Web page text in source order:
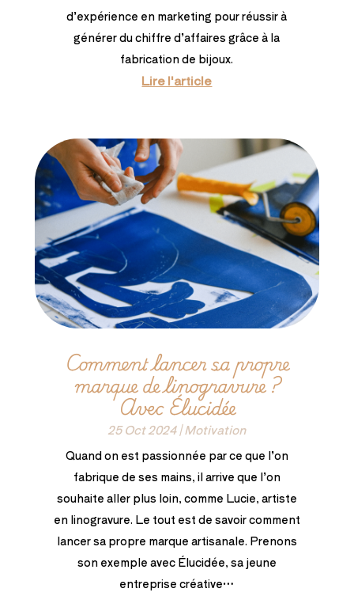
d’expérience en marketing pour réussir à
générer du chiffre d’affaires grâce à la
fabrication de bijoux.
Lire l'article
Comment lancer sa propre
marque de linogravure ?
Avec Élucidée
25 Oct 2024|Motivation
Quand on est passionnée par ce que l’on
fabrique de ses mains, il arrive que l’on
souhaite aller plus loin, comme Lucie, artiste
en linogravure. Le tout est de savoir comment
lancer sa propre marque artisanale. Prenons
son exemple avec Élucidée, sa jeune
entreprise créative…